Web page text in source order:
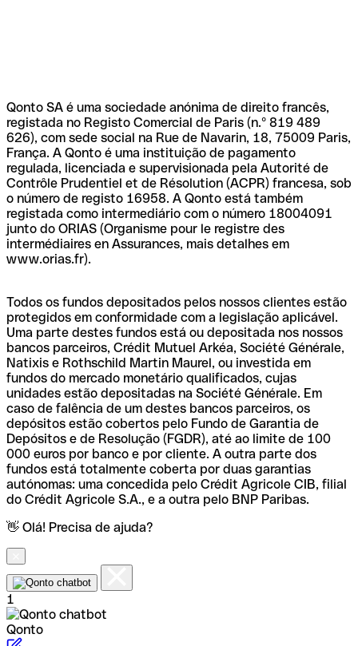
Qonto SA é uma sociedade anónima de direito francês,
registada no Registo Comercial de Paris (n.º 819 489
626), com sede social na Rue de Navarin, 18, 75009 Paris,
França. A Qonto é uma instituição de pagamento
regulada, licenciada e supervisionada pela Autorité de
Contrôle Prudentiel et de Résolution (ACPR) francesa, sob
o número de registo 16958. A Qonto está também
registada como intermediário com o número 18004091
junto do ORIAS (Organisme pour le registre des
intermédiaires en Assurances, mais detalhes em
www.orias.fr).
Todos os fundos depositados pelos nossos clientes estão
protegidos em conformidade com a legislação aplicável.
Uma parte destes fundos está ou depositada nos nossos
bancos parceiros, Crédit Mutuel Arkéa, Société Générale,
Natixis e Rothschild Martin Maurel, ou investida em
fundos do mercado monetário qualificados, cujas
unidades estão depositadas na Société Générale. Em
caso de falência de um destes bancos parceiros, os
depósitos estão cobertos pelo Fundo de Garantia de
Depósitos e de Resolução (FGDR), até ao limite de 100
000 euros por banco e por cliente. A outra parte dos
fundos está totalmente coberta por duas garantias
autónomas: uma concedida pelo Crédit Agricole CIB, filial
do Crédit Agricole S.A., e a outra pelo BNP Paribas.
👋 Olá! Precisa de ajuda?
1
Qonto